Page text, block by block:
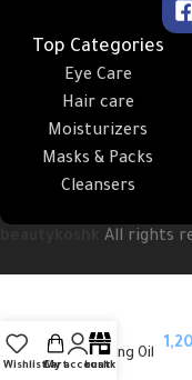
Top Categories
Eye Care
Hair care
Moisturizers
Masks & Packs
Cleansers
All rights
Light
Cleansing Oil
WishlistCart
My account
koshk